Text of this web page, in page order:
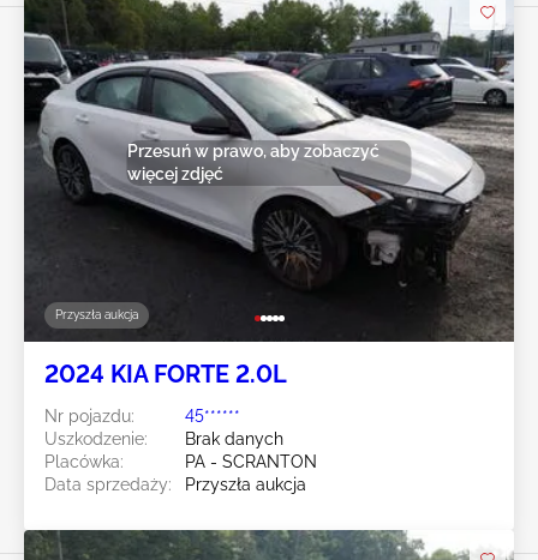
Przyszła aukcja
Przesuń w prawo, aby zobaczyć
więcej zdjęć
2024 KIA FORTE 2.0L
Nr pojazdu:
45******
Uszkodzenie:
Brak danych
Placówka:
PA - SCRANTON
Data sprzedaży:
Przyszła aukcja